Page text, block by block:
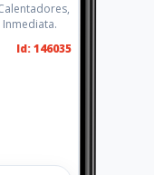
Id: 146035